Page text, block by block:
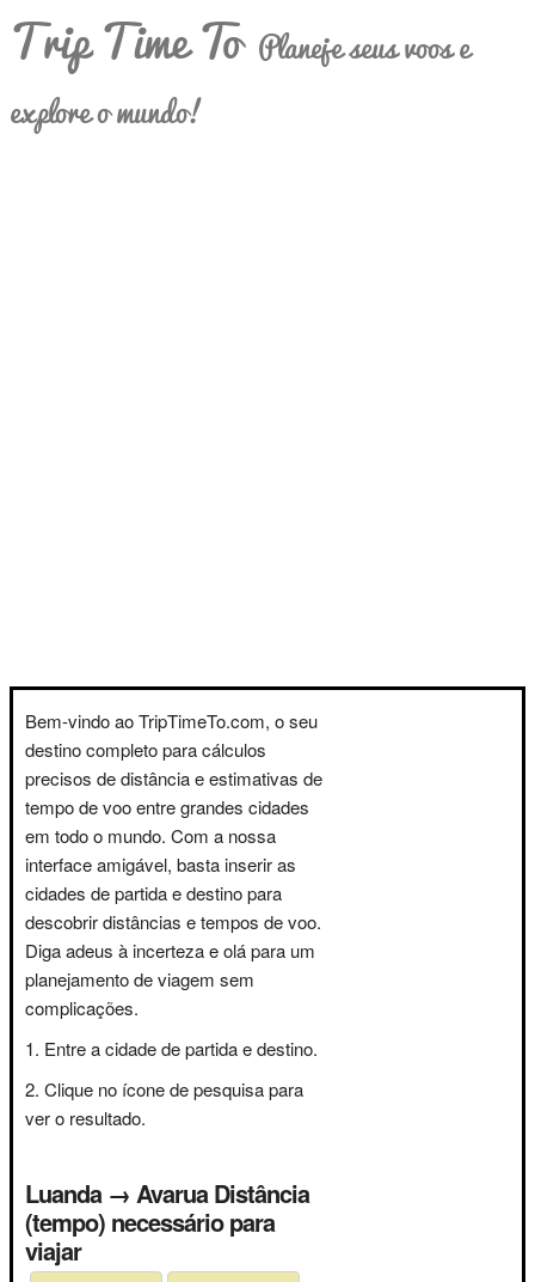
Trip Time To Planeje seus voos e
explore o mundo!
Bem-vindo ao TripTimeTo.com, o seu
destino completo para cálculos
precisos de distância e estimativas de
tempo de voo entre grandes cidades
em todo o mundo. Com a nossa
interface amigável, basta inserir as
cidades de partida e destino para
descobrir distâncias e tempos de voo.
Diga adeus à incerteza e olá para um
planejamento de viagem sem
complicações.
Entre a cidade de partida e destino.
Clique no ícone de pesquisa para
ver o resultado.
Luanda → Avarua Distância
(tempo) necessário para
viajar